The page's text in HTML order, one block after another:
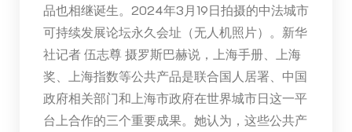
品也相继诞生。2024年3月19日拍摄的中法城市
可持续发展论坛永久会址（无人机照片）。新华
社记者 伍志尊 摄罗斯巴赫说，上海手册、上海
奖、上海指数等公共产品是联合国人居署、中国
政府相关部门和上海市政府在世界城市日这一平
台上合作的三个重要成果。她认为，这些公共产